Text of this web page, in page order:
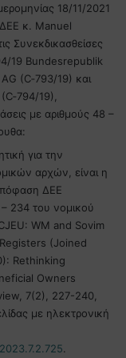
18/11/2021
ΔΕΕ κ. Manuel
Συνεκδικασθείσες
19 Bundesrepublik
(C‑793/19) και
19),
με αριθμούς 48 –
για την
αρχών, είναι η
ΔΕΕ
234 του νομικού
WM and Sovim
(Joined
Rethinking
Owners
7(2), 227-240,
με ηλεκτρονική
.